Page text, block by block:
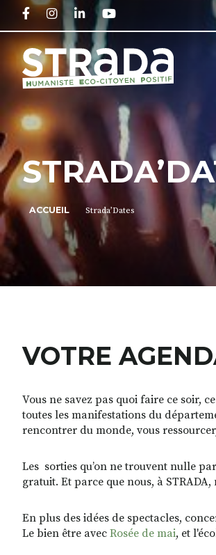
FACEBOOKINSTAGRAM
LINKEDINYOUTUBE
ACCUEIL Strada’Dates
VOTRE
Vous ne savez pas quoi faire ce soir,
toutes les manifestations du
rencontrer du monde, vous
Les sorties qu’on ne trouvent nulle
gratuit. Et parce que nous, à
En plus des idées de spectacles,
Le bien être avec Rosée de mai, et